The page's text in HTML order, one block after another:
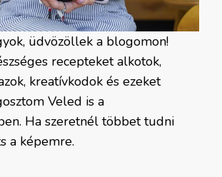
üdvözöllek a blogomon!
recepteket alkotok,
kreatívkodok és ezeket
Veled is a
Ha szeretnél többet tudni
a képemre.